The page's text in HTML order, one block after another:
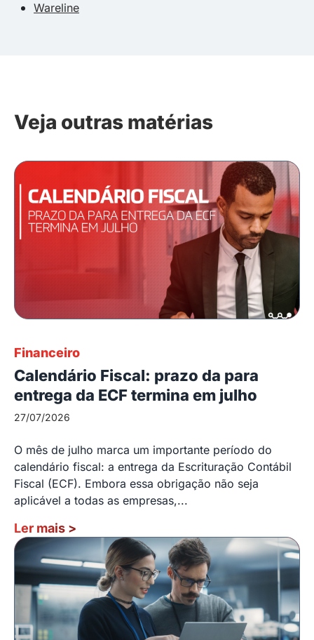
Wareline
Veja outras matérias
Financeiro
Calendário Fiscal: prazo da para
entrega da ECF termina em julho
27/07/2026
O mês de julho marca um importante período do
calendário fiscal: a entrega da Escrituração Contábil
Fiscal (ECF). Embora essa obrigação não seja
aplicável a todas as empresas,...
Ler mais >